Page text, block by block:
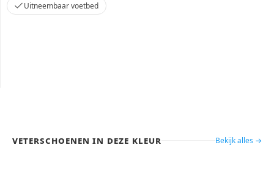
Uitneembaar voetbed
Veterschoenen in deze kleur Bekijk alles →